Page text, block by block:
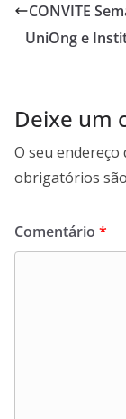
CONVITE
UniOng e
Deixe um
O seu endereço
obrigatórios
Comentário *